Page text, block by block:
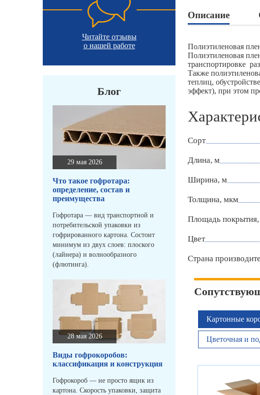
Читайте отзывы
о нашей работе
Блог
29 мая 2026
Что такое гофротара:
определение, состав и
преимущества
Гофротара — вид транспортной и
потребительской упаковки из
гофрированного картона. Состоит
минимум из двух слоев: плоского
(лайнера) и волнообразного
(флютинга).
28 мая 2026
Виды гофрокоробов:
классификация и конструкция
Гофрокороб — не просто ящик из
картона. Скорость упаковки, защита
Описание
Полиэтиленовая
Полиэтиленовая
транспортировке
Также
теплиц,
эффект), при этом
Сорт
Длина, м
Ширина, м
Толщина, мкм
Площадь покрытия,
Цвет
Страна
Картонные
Цветочная и